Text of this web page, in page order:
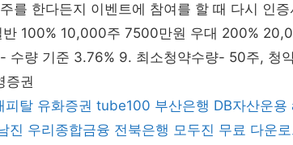
를 한다든지 이벤트에 참여를 할 때 다시 인
100% 10,000주 7500만원 우대 200%
수량 기준 3.76% 9. 최소청약수량- 50주, 청
증권
피탈 유화증권 tube100 부산은행 DB자산운용
진 우리종합금융 전북은행 모두진 무료 다운